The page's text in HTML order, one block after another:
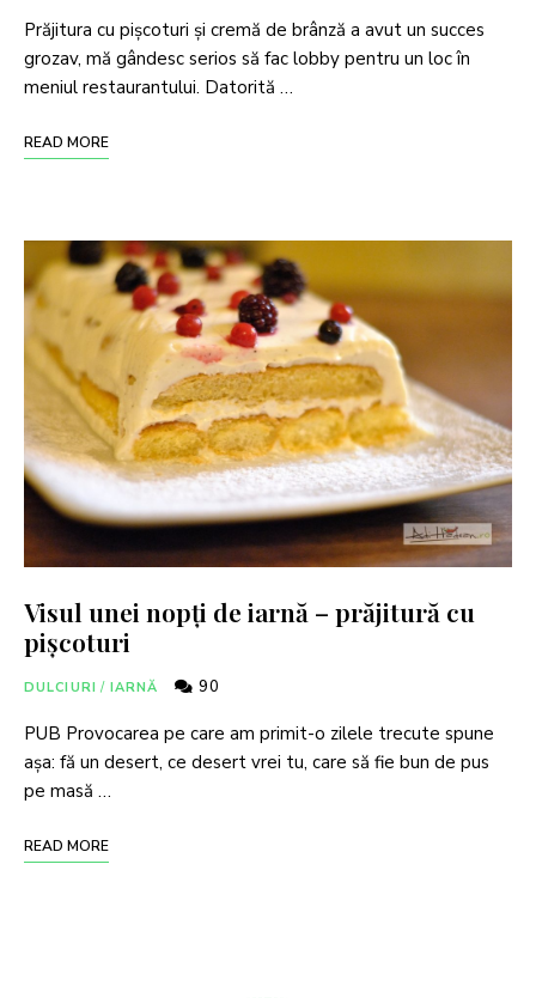
Prăjitura cu pișcoturi și cremă de brânză a avut un succes
grozav, mă gândesc serios să fac lobby pentru un loc în
meniul restaurantului. Datorită …
READ MORE
Visul unei nopți de iarnă – prăjitură cu
pișcoturi
DULCIURI / IARNĂ 90
PUB Provocarea pe care am primit-o zilele trecute spune
așa: fă un desert, ce desert vrei tu, care să fie bun de pus
pe masă …
READ MORE